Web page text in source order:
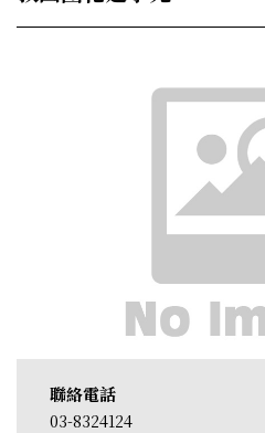
聯絡電話
03-8324124